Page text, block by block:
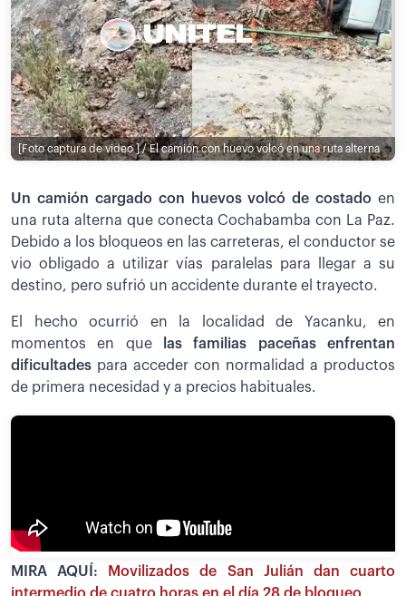
[Foto captura de video ] / El camión con huevo volcó en una ruta alterna
Un camión cargado con huevos volcó de costado en
una ruta alterna que conecta Cochabamba con La Paz.
Debido a los bloqueos en las carreteras, el conductor se
vio obligado a utilizar vías paralelas para llegar a su
destino, pero sufrió un accidente durante el trayecto.
El hecho ocurrió en la localidad de Yacanku, en
momentos en que
las familias paceñas enfrentan
dificultades para acceder con normalidad a productos
de primera necesidad y a precios habituales.
MIRA AQUÍ:
Movilizados de San Julián dan cuarto